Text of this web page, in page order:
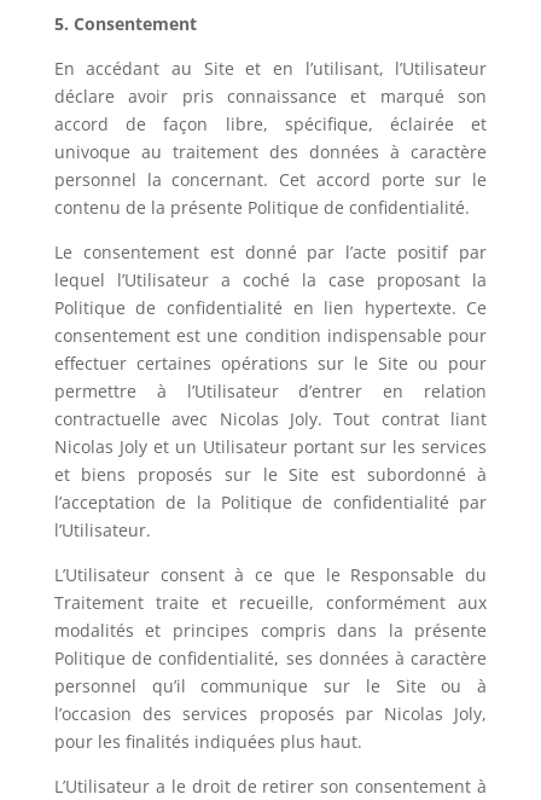
5. Consentement
En accédant au Site et en l’utilisant, l’Utilisateur
déclare avoir pris connaissance et marqué son
accord de façon libre, spécifique, éclairée et
univoque au traitement des données à caractère
personnel la concernant. Cet accord porte sur le
contenu de la présente Politique de confidentialité.
Le consentement est donné par l’acte positif par
lequel l’Utilisateur a coché la case proposant la
Politique de confidentialité en lien hypertexte. Ce
consentement est une condition indispensable pour
effectuer certaines opérations sur le Site ou pour
permettre à l’Utilisateur d’entrer en relation
contractuelle avec Nicolas Joly. Tout contrat liant
Nicolas Jolyet un Utilisateur portant sur les services
et biens proposés sur le Site est subordonné à
l’acceptation de la Politique de confidentialité par
l’Utilisateur.
L’Utilisateur consent à ce que le Responsable du
Traitement traite et recueille, conformément aux
modalités et principes compris dans la présente
Politique de confidentialité, ses données à caractère
personnel qu’il communique sur le Site ou à
l’occasion des services proposés par Nicolas Joly,
pour les finalités indiquées plus haut.
L’Utilisateur a le droit de retirer son consentement à